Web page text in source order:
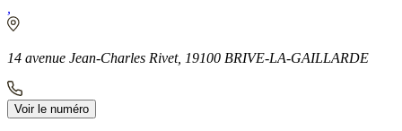
14 avenue Jean-Charles Rivet, 19100 BRIVE-LA-GAILLARDE
Voir le numéro